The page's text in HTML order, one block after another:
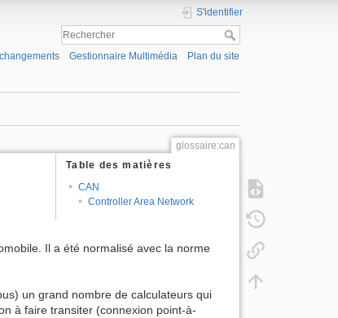
S'identifier
Gestionnaire Multimédia Plan du site
glossaire:can
Table des matières
CAN
Controller Area Network
Il a été normalisé avec la norme
un grand nombre de calculateurs qui
à faire transiter (connexion point-à-